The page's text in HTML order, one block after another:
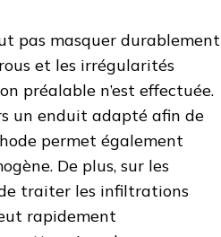
pas masquer durablement
et les irrégularités
préalable n’est effectuée.
un enduit adapté afin de
permet également
De plus, sur les
de traiter les infiltrations
rapidement